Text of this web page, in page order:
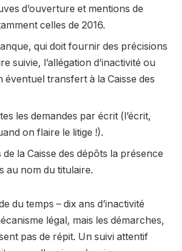
d’ouverture et mentions de
celles de 2016.
qui doit fournir des précisions
suivie, l’allégation d’inactivité ou
éventuel transfert à la Caisse des
les demandes par écrit (l’écrit,
on flaire le litige !).
la Caisse des dépôts la présence
au nom du titulaire.
du temps – dix ans d’inactivité
légal, mais les démarches,
pas de répit. Un suivi attentif